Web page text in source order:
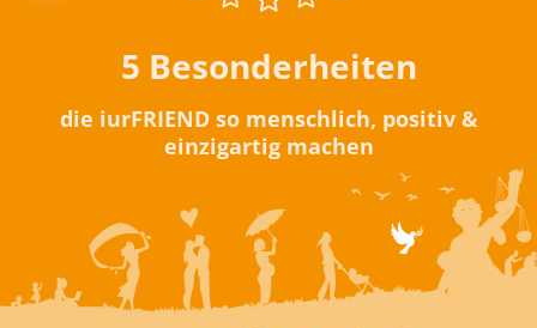
5 Besonderheiten
die iurFRIEND so menschlich, positiv &
einzigartig machen